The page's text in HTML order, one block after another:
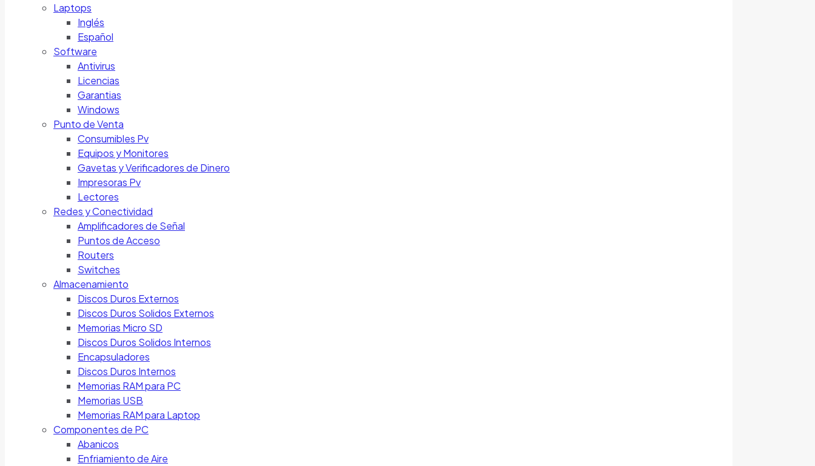
Laptops
Inglés
Español
Software
Antivirus
Licencias
Garantias
Windows
Punto de Venta
Consumibles Pv
Equipos y Monitores
Gavetas y Verificadores de Dinero
Impresoras Pv
Lectores
Redes y Conectividad
Amplificadores de Señal
Puntos de Acceso
Routers
Switches
Almacenamiento
Discos Duros Externos
Discos Duros Solidos Externos
Memorias Micro SD
Discos Duros Solidos Internos
Encapsuladores
Discos Duros Internos
Memorias RAM para PC
Memorias USB
Memorias RAM para Laptop
Componentes de PC
Abanicos
Enfriamiento de Aire